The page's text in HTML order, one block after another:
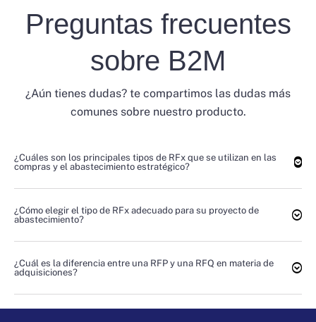
Preguntas frecuentes
sobre B2M
¿Aún tienes dudas? te compartimos las dudas más
comunes sobre nuestro producto.
¿Cuáles son los principales tipos de RFx que se utilizan en las
compras y el abastecimiento estratégico?
¿Cómo elegir el tipo de RFx adecuado para su proyecto de
abastecimiento?
¿Cuál es la diferencia entre una RFP y una RFQ en materia de
adquisiciones?